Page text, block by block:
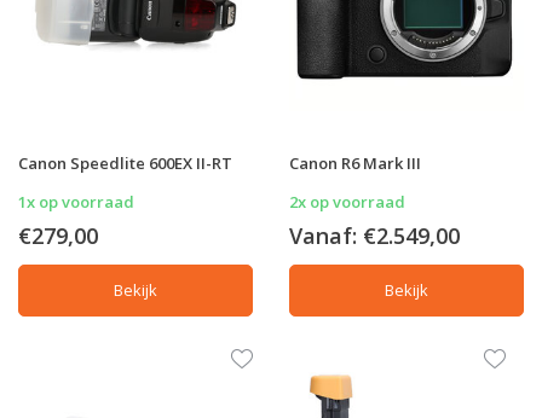
Canon Speedlite 600EX II-RT
1x op voorraad
€279,00
Bekijk
Canon R6 Mark III
2x op voorraad
Vanaf: €2.549,00
Bekijk